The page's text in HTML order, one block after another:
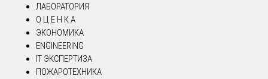
ЛАБОРАТОРИЯ
О Ц Е Н К А
ЭКОНОМИКА
ENGINEERING
IT ЭКСПЕРТИЗА
ПОЖАРОТЕХНИКА